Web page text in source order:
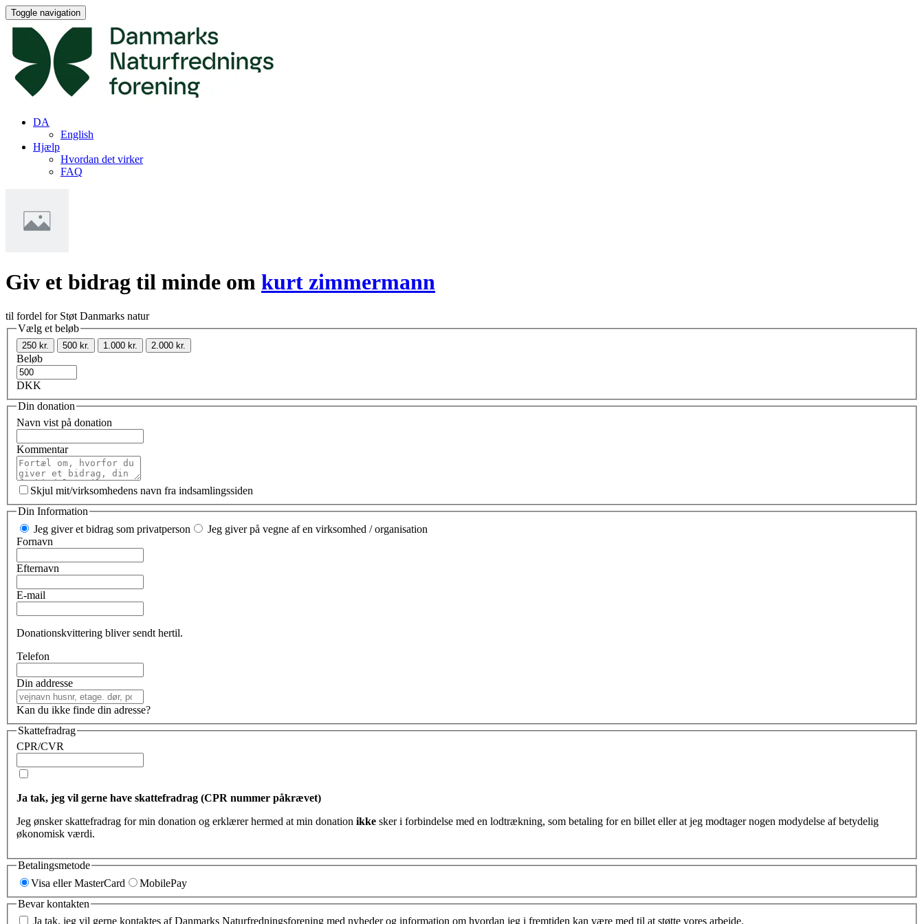
Toggle navigation
DA
English
Hjælp
Hvordan det virker
FAQ
Giv et bidrag til minde om kurt zimmermann
til fordel for Støt Danmarks natur
Vælg et beløb
250 kr. 500 kr. 1.000 kr. 2.000 kr.
Beløb
DKK
Din donation
Navn vist på donation
Kommentar
Skjul mit/virksomhedens navn fra indsamlingssiden
Din Information
Jeg giver et bidrag som privatperson
Jeg giver på vegne af en virksomhed / organisation
Fornavn
Efternavn
E-mail
Donationskvittering bliver sendt hertil.
Telefon
Din addresse
Kan du ikke finde din adresse?
Skattefradrag
CPR/CVR
Ja tak, jeg vil gerne have skattefradrag (CPR nummer påkrævet)
Jeg ønsker skattefradrag for min donation og erklærer hermed at min donation ikke sker i forbindelse med en lodtrækning, som betaling for en billet eller at jeg modtager nogen modydelse af betydelig
økonomisk værdi.
Betalingsmetode
Visa eller MasterCard
MobilePay
Bevar kontakten
Ja tak, jeg vil gerne kontaktes af Danmarks Naturfredningsforening med nyheder og information om hvordan jeg i fremtiden kan være med til at støtte vores arbejde.